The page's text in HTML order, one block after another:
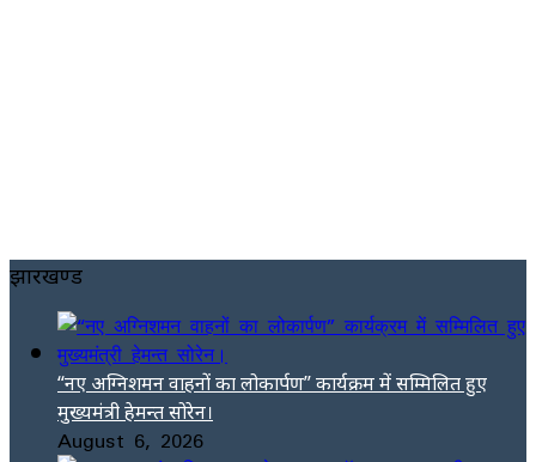
झारखण्ड
“नए अग्निशमन वाहनों का लोकार्पण” कार्यक्रम में सम्मिलित हुए
मुख्यमंत्री हेमन्त सोरेन।
August 6, 2026